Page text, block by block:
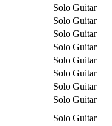
Solo Guitar
Solo Guitar
Solo Guitar
Solo Guitar
Solo Guitar
Solo Guitar
Solo Guitar
Solo Guitar
Solo Guitar